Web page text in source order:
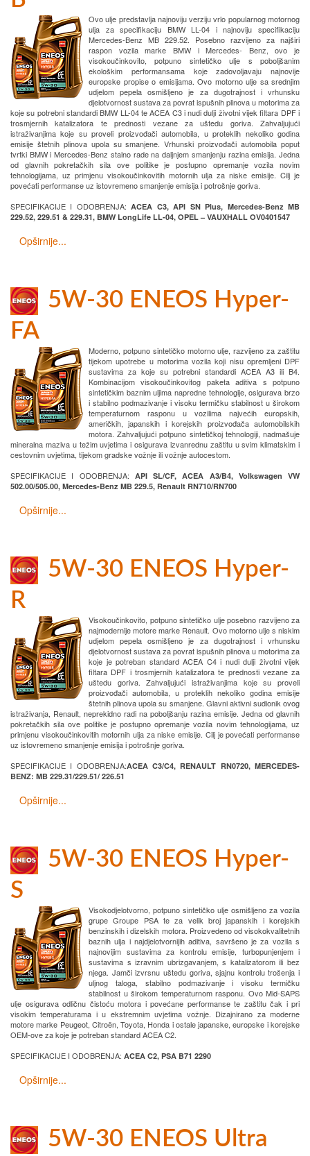
Ovo ulje predstavlja najnoviju verziju vrlo popularnog motornog
ulja za specifikaciju BMW LL-04 i najnoviju specifikaciju
Mercedes-Benz MB 229.52. Posebno razvijeno za najširi
raspon vozila marke BMW i Mercedes- Benz, ovo je
visokoučinkovito, potpuno sintetičko ulje s poboljšanim
ekološkim performansama koje zadovoljavaju najnovije
europske propise o emisijama. Ovo motorno ulje sa srednjim
udjelom pepela osmišljeno je za dugotrajnost i vrhunsku
djelotvornost sustava za povrat ispušnih plinova u motorima za
koje su potrebni standardi BMW LL-04 te ACEA C3 i nudi dulji životni vijek filtara DPF i
trosmjernih katalizatora te prednosti vezane za uštedu goriva. Zahvaljujući
istraživanjima koje su proveli proizvođači automobila, u proteklih nekoliko godina
emisije štetnih plinova upola su smanjene. Vrhunski proizvođači automobila poput
tvrtki BMW i Mercedes-Benz stalno rade na daljnjem smanjenju razina emisija. Jedna
od glavnih pokretačkih sila ove politike je postupno opremanje vozila novim
tehnologijama, uz primjenu visokoučinkovitih motornih ulja za niske emisije. Cilj je
povećati performanse uz istovremeno smanjenje emisija i potrošnje goriva.
SPECIFIKACIJE I ODOBRENJA: ACEA C3, API SN Plus, Mercedes-Benz MB
229.52, 229.51 & 229.31, BMW LongLife LL-04, OPEL – VAUXHALL OV0401547
Opširnije...
5W-30 ENEOS Hyper-
FA
Moderno, potpuno sintetičko motorno ulje, razvijeno za zaštitu
tijekom upotrebe u motorima vozila koji nisu opremljeni DPF
sustavima za koje su potrebni standardi ACEA A3 ili B4.
Kombinacijom visokoučinkovitog paketa aditiva s potpuno
sintetičkim baznim uljima napredne tehnologije, osigurava brzo
i stabilno podmazivanje i visoku termičku stabilnost u širokom
temperaturnom rasponu u vozilima najvećih europskih,
američkih, japanskih i korejskih proizvođača automobilskih
motora. Zahvaljujući potpuno sintetičkoj tehnologiji, nadmašuje
mineralna maziva u težim uvjetima i osigurava izvanrednu zaštitu u svim klimatskim i
cestovnim uvjetima, tijekom gradske vožnje ili vožnje autocestom.
SPECIFIKACIJE I ODOBRENJA: API SL/CF, ACEA A3/B4, Volkswagen VW
502.00/505.00, Mercedes-Benz MB 229.5, Renault RN710/RN700
Opširnije...
5W-30 ENEOS Hyper-
R
Visokoučinkovito, potpuno sintetičko ulje posebno razvijeno za
najmodernije motore marke Renault. Ovo motorno ulje s niskim
udjelom pepela osmišljeno je za dugotrajnost i vrhunsku
djelotvornost sustava za povrat ispušnih plinova u motorima za
koje je potreban standard ACEA C4 i nudi dulji životni vijek
filtara DPF i trosmjernih katalizatora te prednosti vezane za
uštedu goriva. Zahvaljujući istraživanjima koje su proveli
proizvođači automobila, u proteklih nekoliko godina emisije
štetnih plinova upola su smanjene. Glavni aktivni sudionik ovog
istraživanja, Renault, neprekidno radi na poboljšanju razina emisije. Jedna od glavnih
pokretačkih sila ove politike je postupno opremanje vozila novim tehnologijama, uz
primjenu visokoučinkovitih motornih ulja za niske emisije. Cilj je povećati performanse
uz istovremeno smanjenje emisija i potrošnje goriva.
SPECIFIKACIJE I ODOBRENJA:ACEA C3/C4, RENAULT RN0720, MERCEDES-
BENZ: MB 229.31/229.51/ 226.51
Opširnije...
5W-30 ENEOS Hyper-
S
Visokodjelotvorno, potpuno sintetičko ulje osmišljeno za vozila
grupe Groupe PSA te za velik broj japanskih i korejskih
benzinskih i dizelskih motora. Proizvedeno od visokokvalitetnih
baznih ulja i najdjelotvornijih aditiva, savršeno je za vozila s
najnovijim sustavima za kontrolu emisije, turbopunjenjem i
sustavima s izravnim ubrizgavanjem, s katalizatorom ili bez
njega. Jamči izvrsnu uštedu goriva, sjajnu kontrolu trošenja i
uljnog taloga, stabilno podmazivanje i visoku termičku
stabilnost u širokom temperaturnom rasponu. Ovo Mid-SAPS
ulje osigurava odličnu čistoću motora i povećane performanse te zaštitu čak i pri
visokim temperaturama i u ekstremnim uvjetima vožnje. Dizajnirano za moderne
motore marke Peugeot, Citroën, Toyota, Honda i ostale japanske, europske i korejske
OEM-ove za koje je potreban standard ACEA C2.
SPECIFIKACIJE I ODOBRENJA: ACEA C2, PSA B71 2290
Opširnije...
5W-30 ENEOS Ultra